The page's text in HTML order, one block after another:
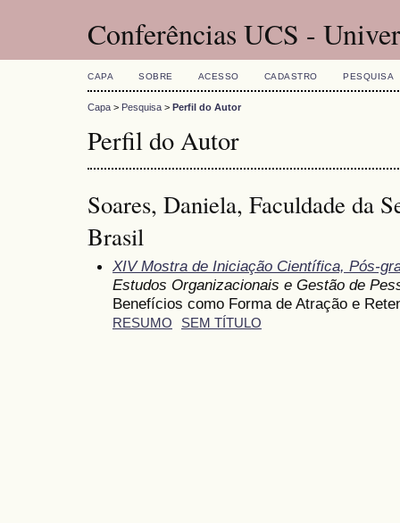
Conferências UCS -
CAPA SOBRE ACESSO CADASTRO PESQUISA
Capa > Pesquisa > Perfil do Autor
Perfil do Autor
Soares, Daniela, Faculdade da
Brasil
XIV Mostra de Iniciação Científica, Pós-
Estudos Organizacionais e Gestão de
Benefícios como Forma de Atração e
RESUMO SEM TÍTULO